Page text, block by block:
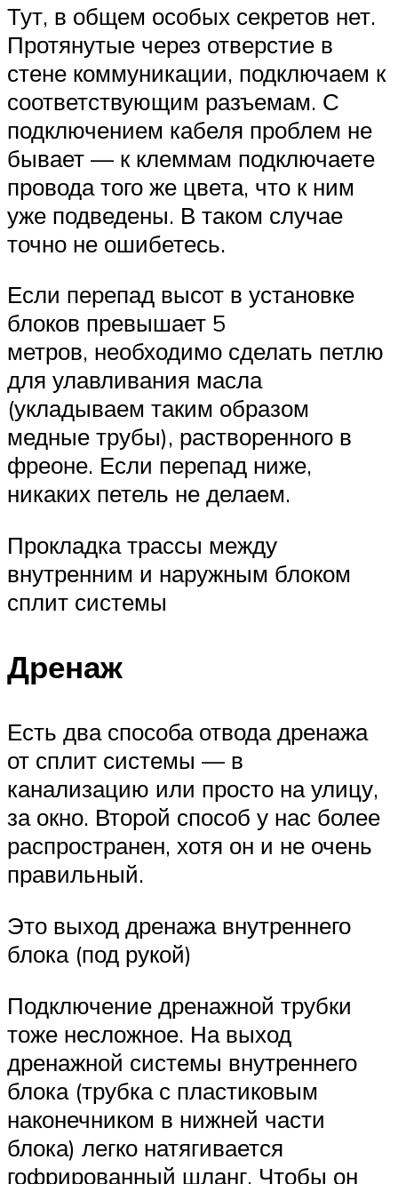
Тут, в общем особых секретов нет.
Протянутые через отверстие в
стене коммуникации, подключаем к
соответствующим разъемам. С
подключением кабеля проблем не
бывает — к клеммам подключаете
провода того же цвета, что к ним
уже подведены. В таком случае
точно не ошибетесь.
Если перепад высот в установке
блоков превышает 5
метров, необходимо сделать петлю
для улавливания масла
(укладываем таким образом
медные трубы), растворенного в
фреоне. Если перепад ниже,
никаких петель не делаем.
Прокладка трассы между
внутренним и наружным блоком
сплит системы
Дренаж
Есть два способа отвода дренажа
от сплит системы — в
канализацию или просто на улицу,
за окно. Второй способ у нас более
распространен, хотя он и не очень
правильный.
Это выход дренажа внутреннего
блока (под рукой)
Подключение дренажной трубки
тоже несложное. На выход
дренажной системы внутреннего
блока (трубка с пластиковым
наконечником в нижней части
блока) легко натягивается
гофрированный шланг. Чтобы он